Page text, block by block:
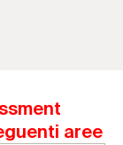
aree